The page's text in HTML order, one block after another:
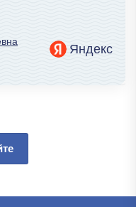
Яндекс